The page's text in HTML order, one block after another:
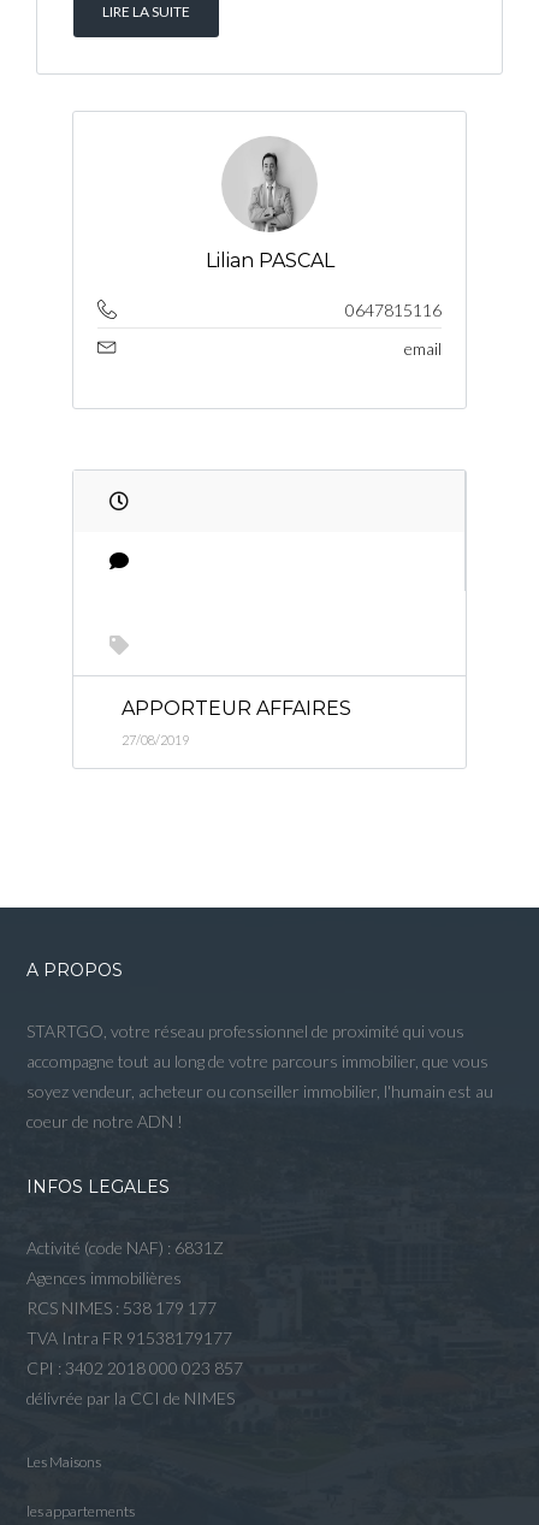
LIRE LA SUITE
Lilian PASCAL
0647815116
email
APPORTEUR AFFAIRES
27/08/2019
A PROPOS
STARTGO, votre réseau professionnel de proximité qui vous
accompagne tout au long de votre parcours immobilier, que vous
soyez vendeur, acheteur ou conseiller immobilier, l'humain est au
coeur de notre ADN !
INFOS LEGALES
Activité (code NAF) : 6831Z
Agences immobilières
RCS NIMES : 538 179 177
TVA Intra FR 91538179177
CPI : 3402 2018 000 023 857
délivrée par la CCI de NIMES
Les Maisons
les appartements